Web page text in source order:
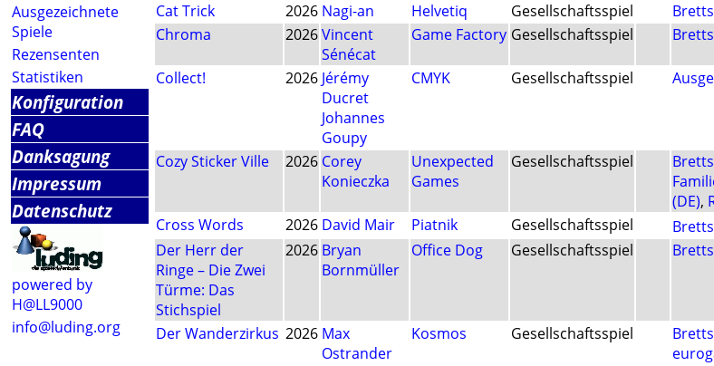
Ausgezeichnete
Spiele
Rezensenten
Statistiken
Konfiguration
FAQ
Danksagung
Impressum
Datenschutz
powered by
H@LL9000
info@luding.org
Cat Trick 2026 Nagi-an Helvetiq Gesellschaftsspiel
Chroma
2026Vincent
Sénécat
Game Factory Gesellschaftsspiel
Collect! 2026 Jérémy
Ducret
Johannes
Goupy
CMYK Gesellschaftsspiel
Cozy Sticker Ville 2026 Corey
Konieczka
Unexpected
Games
Gesellschaftsspiel
(DE),
Cross Words 2026 David Mair Piatnik Gesellschaftsspiel
Der Herr der
Ringe – Die Zwei
Türme: Das
Stichspiel
2026 Bryan
Bornmüller
Office Dog Gesellschaftsspiel
Der Wanderzirkus 2026 Max
Ostrander
Kosmos Gesellschaftsspiel